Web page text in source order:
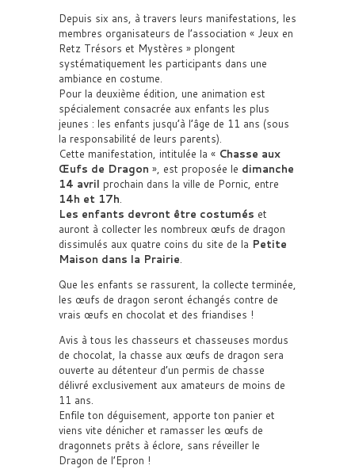
Depuis six ans, à travers leurs manifestations, les
membres organisateurs de l’association « Jeux en
Retz Trésors et Mystères » plongent
systématiquement les participants dans une
ambiance en costume.
Pour la deuxième édition, une animation est
spécialement consacrée aux enfants les plus
jeunes : les enfants jusqu’à l’âge de 11 ans (sous
la responsabilité de leurs parents).
Cette manifestation, intitulée la « Chasse aux
Œufs de Dragon », est proposée le dimanche
14 avril prochain dans la ville de Pornic, entre
14h et 17h.
Les enfants devront être costumés et
auront à collecter les nombreux œufs de dragon
dissimulés aux quatre coins du site de la Petite
Maison dans la Prairie.
Que les enfants se rassurent, la collecte terminée,
les œufs de dragon seront échangés contre de
vrais œufs en chocolat et des friandises !
Avis à tous les chasseurs et chasseuses mordus
de chocolat, la chasse aux œufs de dragon sera
ouverte au détenteur d’un permis de chasse
délivré exclusivement aux amateurs de moins de
11 ans.
Enfile ton déguisement, apporte ton panier et
viens vite dénicher et ramasser les œufs de
dragonnets prêts à éclore, sans réveiller le
Dragon de l’Epron !